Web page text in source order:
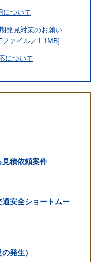
について
発見対策のお願い
ファイル／1.1MB]
について
見積依頼案件
通安全ショートムー
発生）